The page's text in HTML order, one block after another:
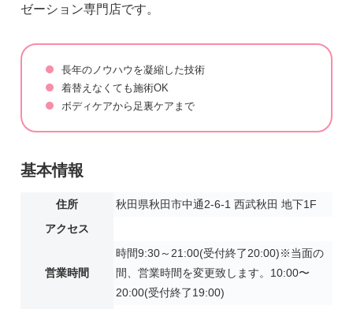
ゼーション専門店です。
長年のノウハウを凝縮した技術
着替えなくても施術OK
ボディケアから足裏ケアまで
基本情報
住所
秋田県秋田市中通2-6-1 西武秋田 地下1F
アクセス
営業時間
時間9:30～21:00(受付終了20:00)※当面の
間、営業時間を変更致します。10:00〜
20:00(受付終了19:00)